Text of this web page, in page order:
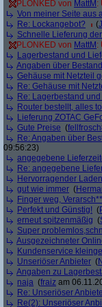
PLONKED von MattM :
Von meiner Seite aus
Re: Lockangebot?
(
Schnelle Lieferung
PLONKED von MattM :
Lagerbestand und
Angaben über
Gehäuse mit Netzteil
Re: Gehäuse mit
Re: Lagerbestand
Router bestellt, alles
Lieferung ZOTAC
Gute Preise (
Re: Angaben über
09:56:23)
angegebene
Re: angegebene
Hervorragender
gut wie immer (
Finger weg,
Perfekt und Günstig! (
erneut spitzenmäßig (
Super
Ausgezeichneter
Kundenservice
Unseriöser Anbieter (
Angaben zu
naja (fraiz am
Re: Unseriöser
Re(2): Unseriöser